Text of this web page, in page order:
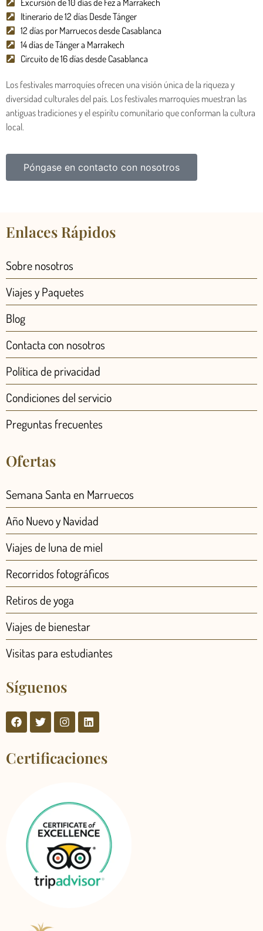
Itinerario de 12 días Desde Tánger
12 días por Marruecos desde Casablanca
14 días de Tánger a Marrakech
Circuito de 16 días desde Casablanca
Los festivales marroquíes ofrecen una visión única de la riqueza y
diversidad culturales del país. Los festivales marroquíes muestran las
antiguas tradiciones y el espíritu comunitario que conforman la cultura
local.
Póngase en contacto con nosotros
Enlaces Rápidos
Sobre nosotros
Viajes y Paquetes
Blog
Contacta con nosotros
Política de privacidad
Condiciones del servicio
Preguntas frecuentes
Ofertas
Semana Santa en Marruecos
Año Nuevo y Navidad
Viajes de luna de miel
Recorridos fotográficos
Retiros de yoga
Viajes de bienestar
Visitas para estudiantes
Síguenos
Certificaciones